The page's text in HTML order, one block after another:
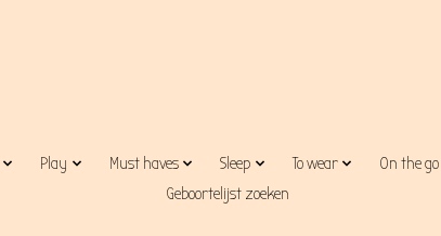
Play Must haves Sleep To wear On the go
Geboortelijst zoeken